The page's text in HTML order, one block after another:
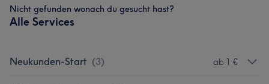
Nicht gefunden wonach du gesucht hast?
Alle Services
Neukunden-Start (3) ab 1 €